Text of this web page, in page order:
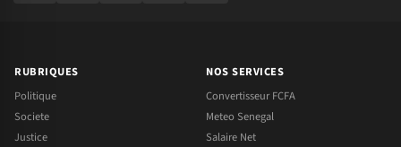
RUBRIQUES
Politique
Societe
Justice
NOS SERVICES
Convertisseur FCFA
Meteo Senegal
Salaire Net